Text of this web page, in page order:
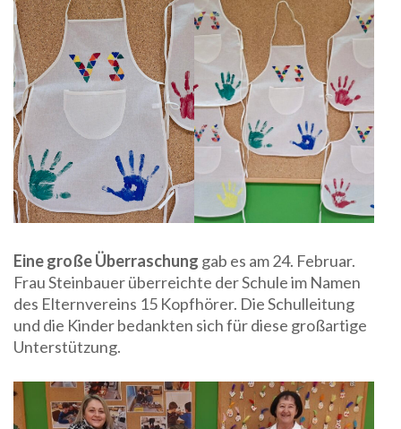
Eine große Überraschung gab es am 24. Februar.
Frau Steinbauer überreichte der Schule im Namen
des Elternvereins 15 Kopfhörer. Die Schulleitung
und die Kinder bedankten sich für diese großartige
Unterstützung.